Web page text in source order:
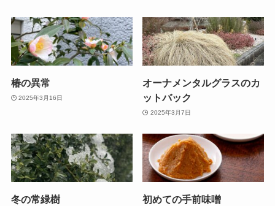
椿の異常
2025年3月16日
オーナメンタルグラスのカ
ットバック
2025年3月7日
冬の常緑樹 初めての手前味噌